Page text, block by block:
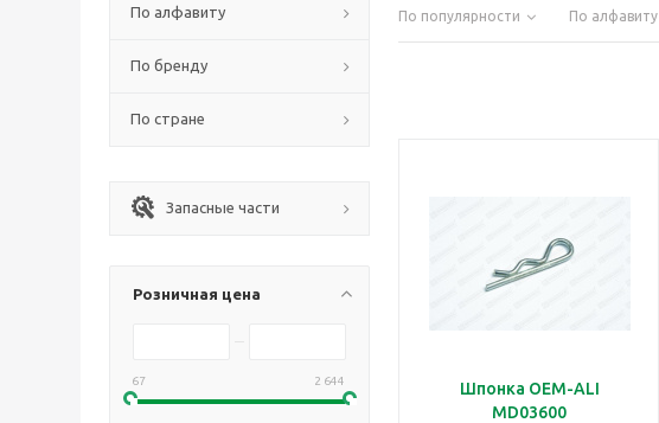
По алфавиту
По бренду
По стране
Запасные части
Розничная цена
67 2 644
По популярности По алфавиту
Шпонка OEM-ALI
MD03600